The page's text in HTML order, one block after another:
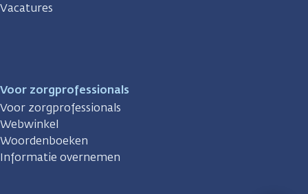
Vacatures
Voor zorgprofessionals
Voor zorgprofessionals
Webwinkel
Woordenboeken
Informatie overnemen